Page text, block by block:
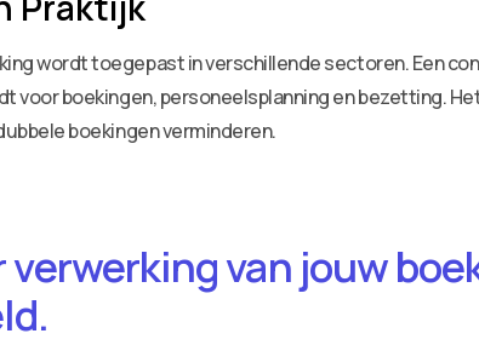
wordt toegepast in verschillende sectoren. Een
voor boekingen, personeelsplanning en bezetting.
boekingen verminderen.
verwerking van jouw